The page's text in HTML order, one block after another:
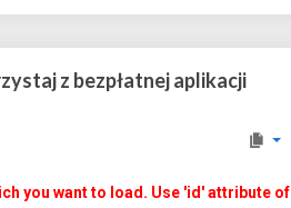
z bezpłatnej aplikacji
you want to load. Use 'id' attribute of